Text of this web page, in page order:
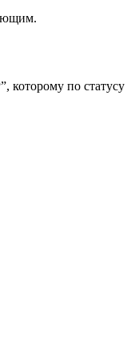
которому по статусу